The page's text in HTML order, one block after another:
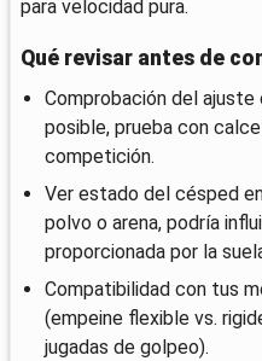
para velocidad pura.
Qué revisar antes de
Comprobación del ajuste
posible, prueba con
competición.
Ver estado del césped
polvo o arena, podría
proporcionada por la
Compatibilidad con tus
(empeine flexible vs.
jugadas de golpeo).